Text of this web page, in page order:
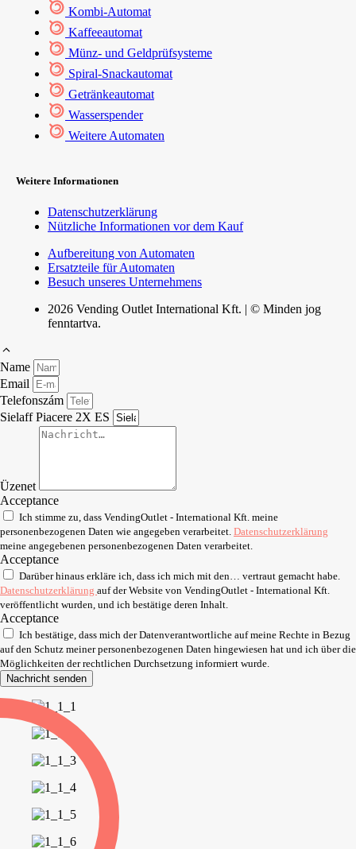
Kombi-Automat
Kaffeeautomat
Münz- und Geldprüfsysteme
Spiral-Snackautomat
Getränkeautomat
Wasserspender
Weitere Automaten
Weitere Informationen
Datenschutzerklärung
Nützliche Informationen vor dem Kauf
Aufbereitung von Automaten
Ersatzteile für Automaten
Besuch unseres Unternehmens
2026 Vending Outlet International Kft. | © Minden jog
fenntartva.
Name
Email
Telefonszám
Sielaff Piacere 2X ES
Üzenet
Acceptance
Ich stimme zu, dass VendingOutlet - International Kft. meine
personenbezogenen Daten wie angegeben verarbeitet. Datenschutzerklärung
meine angegebenen personenbezogenen Daten verarbeitet.
Acceptance
Darüber hinaus erkläre ich, dass ich mich mit den… vertraut gemacht habe.
Datenschutzerklärung auf der Website von VendingOutlet - International Kft.
veröffentlicht wurden, und ich bestätige deren Inhalt.
Acceptance
Ich bestätige, dass mich der Datenverantwortliche auf meine Rechte in Bezug
auf den Schutz meiner personenbezogenen Daten hingewiesen hat und ich über die
Möglichkeiten der rechtlichen Durchsetzung informiert wurde.
Nachricht senden